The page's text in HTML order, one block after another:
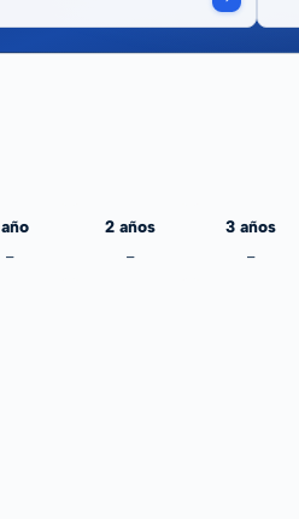
año
-
2 años
-
3 años
-